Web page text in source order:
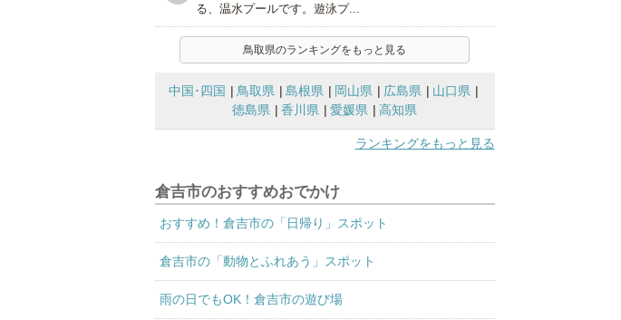
る、温水プールです。遊泳プ...
鳥取県のランキングをもっと見る
中国･四国 鳥取県 島根県 岡山県 広島県
山口県
徳島県
香川県 愛媛県 高知県
ランキングをもっと見る
倉吉市のおすすめおでかけ
おすすめ！倉吉市の「日帰り」スポット
倉吉市の「動物とふれあう」スポット
雨の日でもOK！倉吉市の遊び場